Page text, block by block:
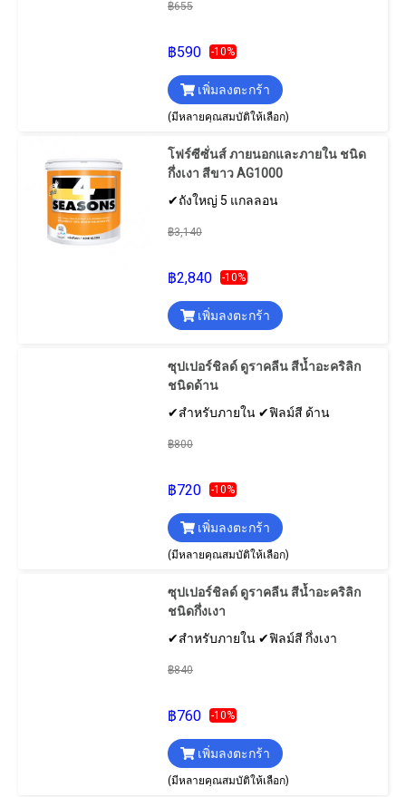
฿655
฿590 -10%
เพิ่มลงตะกร้า
(มีหลายคุณสมบัติให้เลือก)
โฟร์ซีซั่นส์ ภายนอกและภายใน ชนิด
กึ่งเงา สีขาว AG1000
✔ถังใหญ่ 5 แกลลอน
฿3,140
฿2,840 -10%
เพิ่มลงตะกร้า
ซุปเปอร์ชิลด์ ดูราคลีน สีน้ำอะคริลิก
ชนิดด้าน
✔สำหรับภายใน ✔ฟิลม์สี ด้าน
฿800
฿720 -10%
เพิ่มลงตะกร้า
(มีหลายคุณสมบัติให้เลือก)
ซุปเปอร์ชิลด์ ดูราคลีน สีน้ำอะคริลิก
ชนิดกึ่งเงา
✔สำหรับภายใน ✔ฟิลม์สี กึ่งเงา
฿840
฿760 -10%
เพิ่มลงตะกร้า
(มีหลายคุณสมบัติให้เลือก)